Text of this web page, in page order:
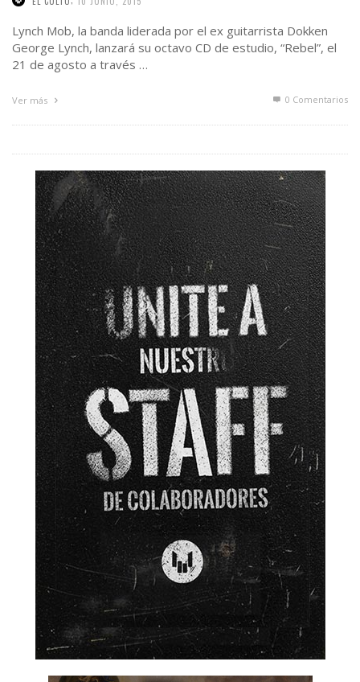
Lynch Mob, la banda liderada por el ex guitarrista Dokken
George Lynch, lanzará su octavo CD de estudio, “Rebel”, el
21 de agosto a través …
Ver más 0 Comentarios